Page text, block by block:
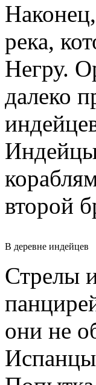
река,
Негру.
далеко
второй
В деревне индейцев
Стрелы
они не
Испанцы